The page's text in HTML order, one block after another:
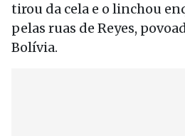
tirou da cela e o linchou
pelas ruas de Reyes,
Bolívia.